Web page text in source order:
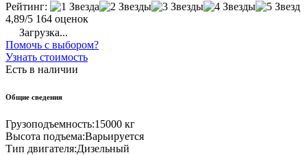
Рейтинг:
4,89/5 164 оценок
Загрузка...
Помочь с выбором?
Узнать стоимость
Есть в наличии
Общие сведения
Грузоподъемность:15000 кг
Высота подъема:Варьируется
Тип двигателя:Дизельный